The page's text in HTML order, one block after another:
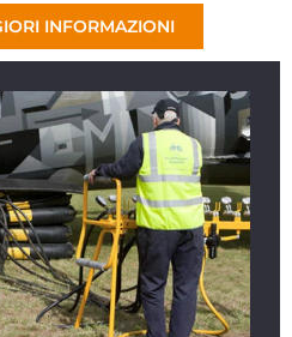
INFORMAZIONI